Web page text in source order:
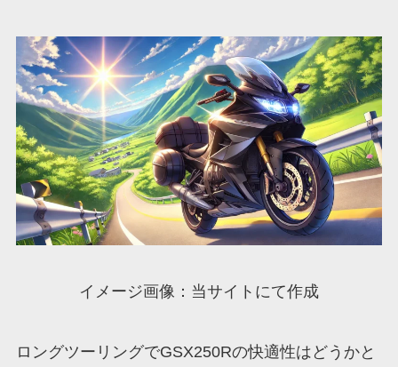
イメージ画像：当サイトにて作成
ロングツーリングでGSX250Rの快適性はどうかと